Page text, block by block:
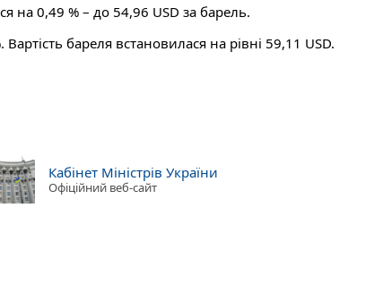
на 0,49 % – до 54,96 USD за барель.
бареля встановилася на рівні 59,11 USD.
Кабінет Міністрів України
Офіційний веб-сайт